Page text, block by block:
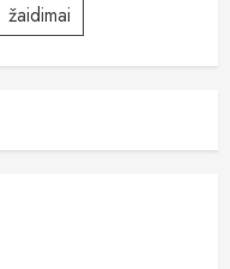
žaidimai